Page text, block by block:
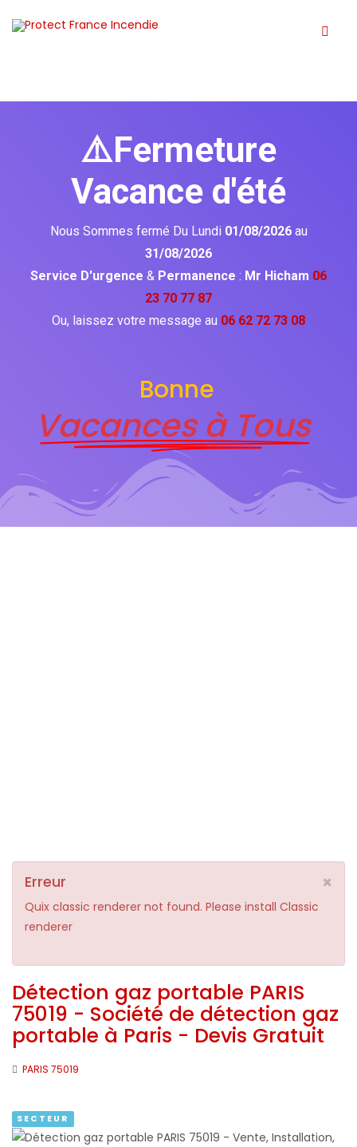
⚠️Fermeture
Vacance d'été
Nous Sommes fermé Du Lundi 01/08/2026 au
31/08/2026
Service D'urgence & Permanence : Mr Hicham 06
23 70 77 87
Ou, laissez votre message au 06 62 72 73 08
Bonne
Vacances à Tous
×
Erreur
Quix classic renderer not found. Please install Classic
renderer
Détection gaz portable PARIS
75019 - Société de détection gaz
portable à Paris - Devis Gratuit
PARIS 75019
SECTEUR